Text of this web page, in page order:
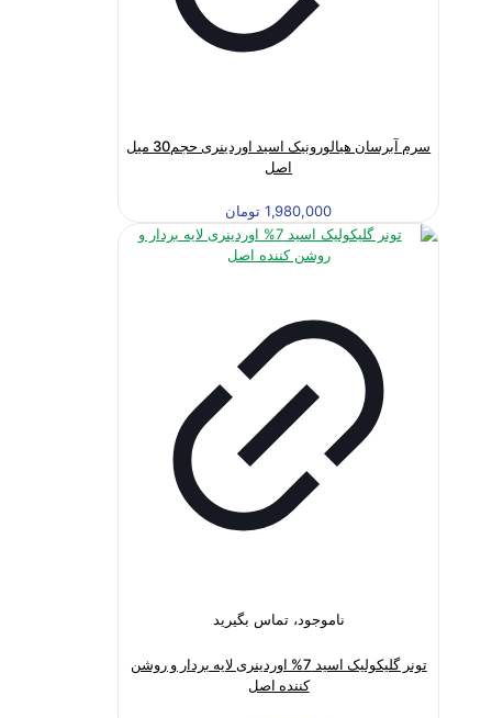
سرم آبرسان هیالورونیک اسید اوردینری حجم30 میل
اصل
1,980,000 تومان
ناموجود، تماس بگیرید
تونر گلیکولیک اسید 7% اوردینری لایه بردار و روشن
کننده اصل